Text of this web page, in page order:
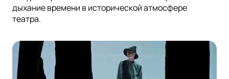
дыхание времени в исторической атмосфере
театра.